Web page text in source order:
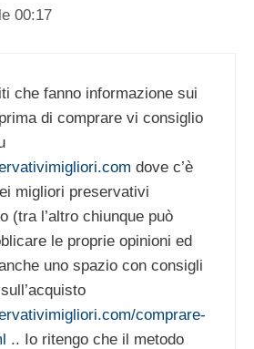
00:17
che fanno informazione sui
di comprare vi consiglio
dove c’è
migliori preservativi
(tra l’altro chiunque può
le proprie opinioni ed
uno spazio con consigli
comprare-
.. Io ritengo che il metodo